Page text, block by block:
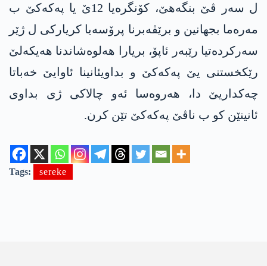
ل سەر ڤێ بنگەهێ، کۆنگرەیا 12ێ یا په‌كه‌كێ ب
مەرەما بجهانین و برێڤەبرنا پرۆسەیا کریارکی ل ژێر
سەرکردەتیا رێبەر ئاپۆ، بریارا هەلوەشاندنا هەیکەلێ
رێکخستنی یێ په‌كه‌كێ و بداویئانینا ئاوایێ خەباتا
چەکداریێ دا، هەروەسا ئەو چالاکی ژی بداوی
ئانینێن کو ب ناڤێ په‌كه‌كێ تێن کرن.
Tags: sereke